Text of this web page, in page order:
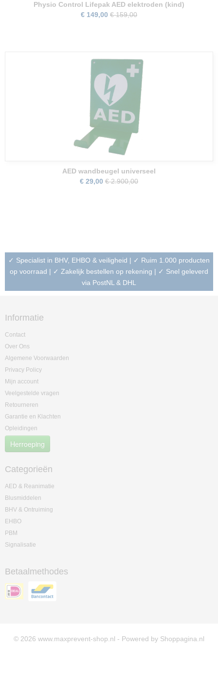
Physio Control Lifepak AED elektroden (kind)
€ 149,00 € 159,00
AED wandbeugel universeel
€ 29,00 € 2.900,00
✓ Specialist in BHV, EHBO & veiligheid | ✓ Ruim 1.000 producten
op voorraad | ✓ Zakelijk bestellen op rekening | ✓ Snel geleverd
via PostNL & DHL
Informatie
Contact
Over Ons
Algemene Voorwaarden
Privacy Policy
Mijn account
Veelgestelde vragen
Retourneren
Garantie en Klachten
Opleidingen
Herroeping
Categorieën
AED & Reanimatie
Blusmiddelen
BHV & Ontruiming
EHBO
PBM
Signalisatie
Betaalmethodes
© 2026 www.maxprevent-shop.nl - Powered by Shoppagina.nl